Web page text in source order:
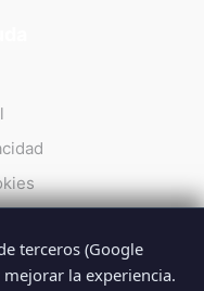
terceros (Google
la experiencia.